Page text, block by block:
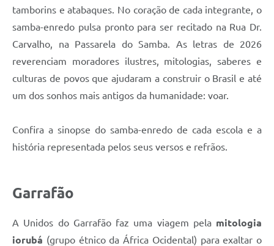
tamborins e atabaques. No coração de cada integrante, o
samba-enredo pulsa pronto para ser recitado na Rua Dr.
Carvalho, na Passarela do Samba. As letras de 2026
reverenciam moradores ilustres, mitologias, saberes e
culturas de povos que ajudaram a construir o Brasil e até
um dos sonhos mais antigos da humanidade: voar.
Confira a sinopse do samba-enredo de cada escola e a
história representada pelos seus versos e refrãos.
Garrafão
A Unidos do Garrafão faz uma viagem pela mitologia
iorubá (grupo étnico da África Ocidental) para exaltar o